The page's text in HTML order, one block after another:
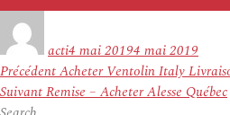
actile
4 mai 20194 mai 2019
Navigation
de
PrécédentArticle
précédent :
Acheter Ventolin Italy
SuivantArticle
Remise – Acheter Alesse Québec